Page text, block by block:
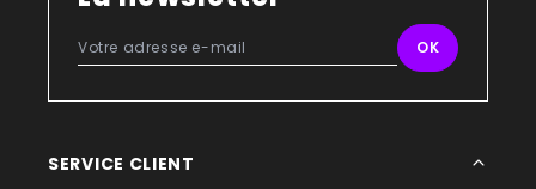
SERVICE CLIENT